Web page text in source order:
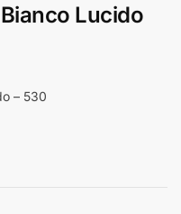
Lucido
– 530